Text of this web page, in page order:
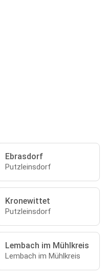
Ebrasdorf
Putzleinsdorf
Kronewittet
Putzleinsdorf
Lembach im Mühlkreis
Lembach im Mühlkreis